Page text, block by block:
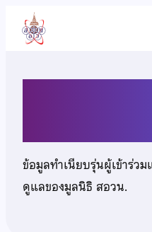
เนื้อหา
ข้อมูลทำเนียบรุ่นผู้เข้าร่ว
ดูแลของมูลนิธิ สอวน.